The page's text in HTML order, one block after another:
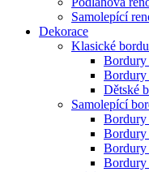
Samolepící
Dekorace
Klasické
Bordury
Bordury
Dětské
Samolepící
Bordury
Bordury
Bordury
Bordury